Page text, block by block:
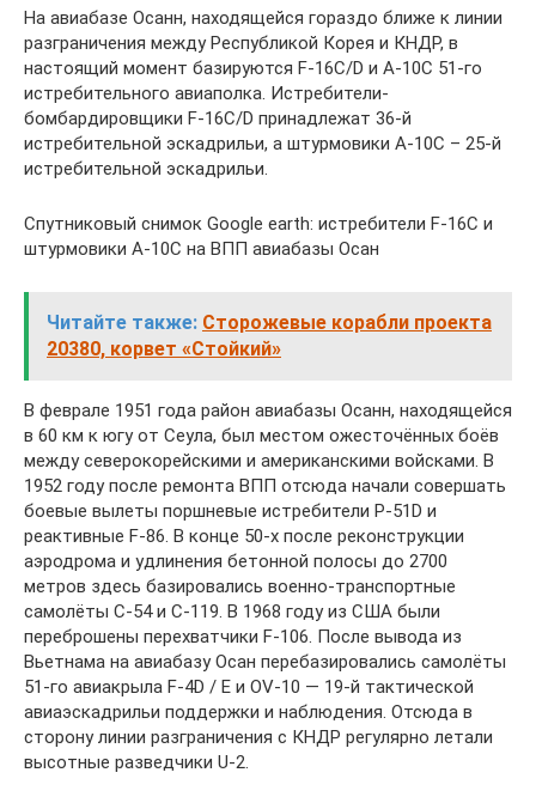
На авиабазе Осанн, находящейся гораздо ближе к линии
разграничения между Республикой Корея и КНДР, в
настоящий момент базируются F-16C/D и А-10С 51-го
истребительного авиаполка. Истребители-
бомбардировщики F-16C/D принадлежат 36-й
истребительной эскадрильи, а штурмовики А-10С – 25-й
истребительной эскадрильи.
Спутниковый снимок Google earth: истребители F-16C и
штурмовики А-10С на ВПП авиабазы Осан
Читайте также: Сторожевые корабли проекта
20380, корвет «Стойкий»
В феврале 1951 года район авиабазы Осанн, находящейся
в 60 км к югу от Сеула, был местом ожесточённых боёв
между северокорейскими и американскими войсками. В
1952 году после ремонта ВПП отсюда начали совершать
боевые вылеты поршневые истребители Р-51D и
реактивные F-86. В конце 50-х после реконструкции
аэродрома и удлинения бетонной полосы до 2700
метров здесь базировались военно-транспортные
самолёты С-54 и С-119. В 1968 году из США были
переброшены перехватчики F-106. После вывода из
Вьетнама на авиабазу Осан перебазировались самолёты
51-го авиакрыла F-4D / E и OV-10 — 19-й тактической
авиаэскадрильи поддержки и наблюдения. Отсюда в
сторону линии разграничения с КНДР регулярно летали
высотные разведчики U-2.